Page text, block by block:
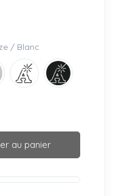
/ Blanc
au panier